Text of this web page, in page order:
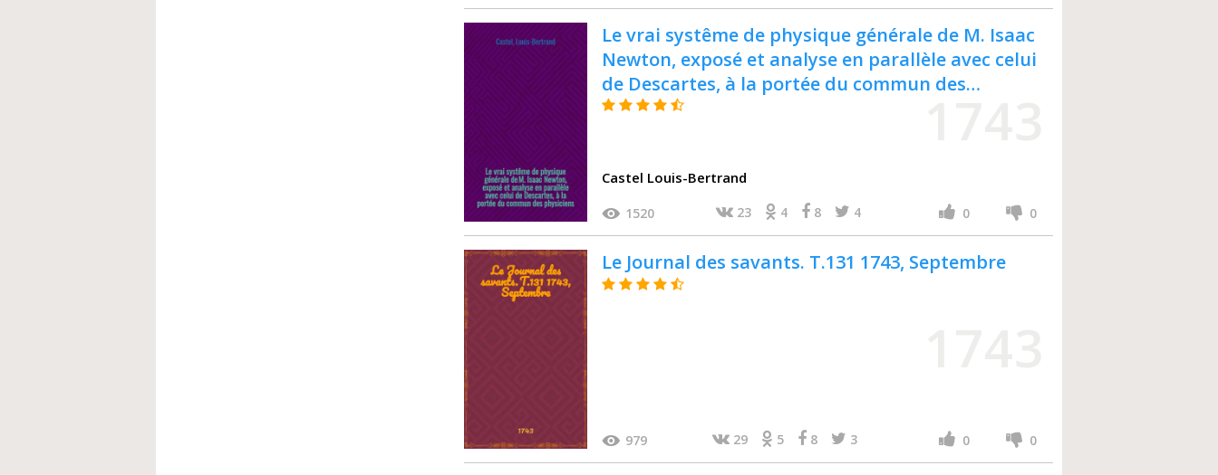
Le vrai systême de physique générale de M. Isaac
Newton, exposé et analyse en parallèle avec celui
de Descartes, à la portée du commun des
physiciens
Castel Louis-Bertrand
1520 23 4 8 4 0 0
Le Journal des savants. T.131 1743, Septembre
979 29 5 8 3 0 0